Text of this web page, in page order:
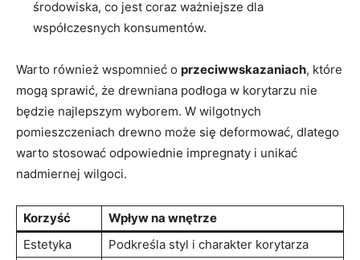
środowiska,⁣ co jest coraz ważniejsze dla
współczesnych konsumentów.
Warto również wspomnieć o przeciwwskazaniach, które
mogą sprawić, że ⁣drewniana podłoga w korytarzu nie
będzie ⁤najlepszym wyborem. W wilgotnych
pomieszczeniach drewno może się deformować,‍ dlatego
warto stosować odpowiednie impregnaty i unikać
nadmiernej wilgoci.
Korzyść
Wpływ na wnętrze
Estetyka
Podkreśla styl i charakter korytarza